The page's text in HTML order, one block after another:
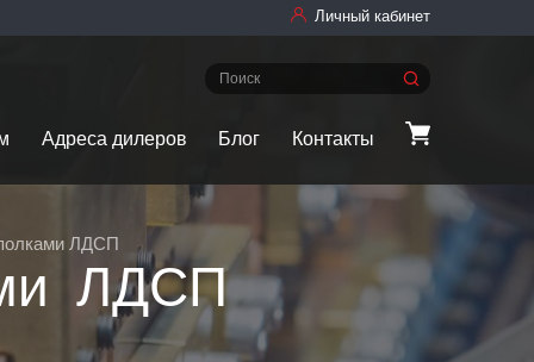
Личный кабинет
Адреса дилеров Блог Контакты
ЛДСП
ЛДСП